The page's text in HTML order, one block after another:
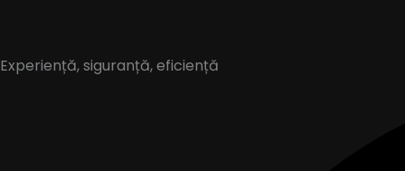
Experiență, siguranță, eficiență